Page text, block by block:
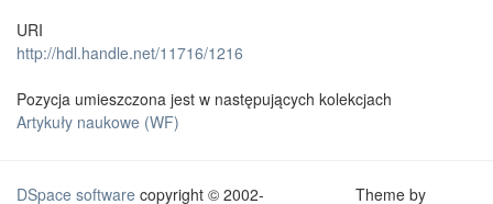
URI
http://hdl.handle.net/11716/1216
Pozycja umieszczona jest w następujących kolekcjach
Artykuły naukowe (WF)
DSpace software copyright © 2002-
Theme by